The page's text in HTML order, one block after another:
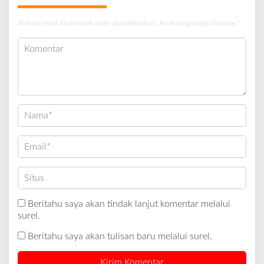
Alamat email Anda tidak akan dipublikasikan. Ruas yang wajib ditandai *
Beritahu saya akan tindak lanjut komentar melalui
surel.
Beritahu saya akan tulisan baru melalui surel.